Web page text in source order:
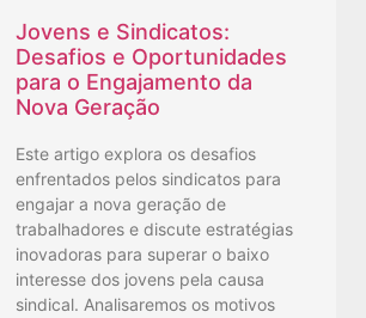
Jovens e Sindicatos:
Desafios e Oportunidades
para o Engajamento da
Nova Geração
Este artigo explora os desafios
enfrentados pelos sindicatos para
engajar a nova geração de
trabalhadores e discute estratégias
inovadoras para superar o baixo
interesse dos jovens pela causa
sindical. Analisaremos os motivos